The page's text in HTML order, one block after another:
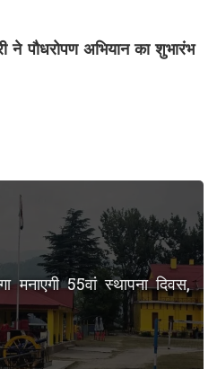
ने पौधरोपण अभियान का शुभारंभ
मनाएगी 55वां स्थापना दिवस,